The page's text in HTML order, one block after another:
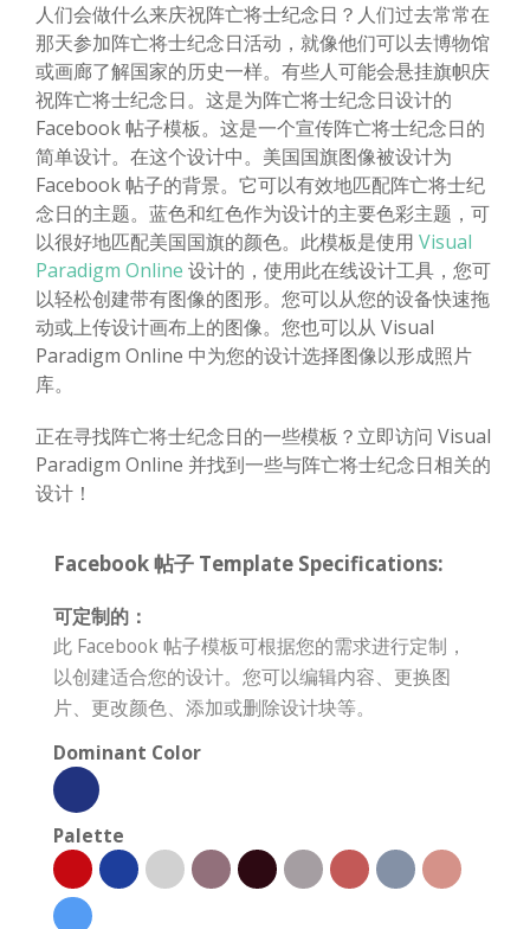
人们会做什么来庆祝阵亡将士纪念日？人们过去常常在
那天参加阵亡将士纪念日活动，就像他们可以去博物馆
或画廊了解国家的历史一样。有些人可能会悬挂旗帜庆
祝阵亡将士纪念日。这是为阵亡将士纪念日设计的
Facebook 帖子模板。这是一个宣传阵亡将士纪念日的
简单设计。在这个设计中。美国国旗图像被设计为
Facebook 帖子的背景。它可以有效地匹配阵亡将士纪
念日的主题。蓝色和红色作为设计的主要色彩主题，可
以很好地匹配美国国旗的颜色。此模板是使用 Visual
Paradigm Online 设计的，使用此在线设计工具，您可
以轻松创建带有图像的图形。您可以从您的设备快速拖
动或上传设计画布上的图像。您也可以从 Visual
Paradigm Online 中为您的设计选择图像以形成照片
库。
正在寻找阵亡将士纪念日的一些模板？立即访问 Visual
Paradigm Online 并找到一些与阵亡将士纪念日相关的
设计！
Facebook 帖子 Template Specifications:
可定制的：
此 Facebook 帖子模板可根据您的需求进行定制，
以创建适合您的设计。您可以编辑内容、更换图
片、更改颜色、添加或删除设计块等。
Dominant Color
Palette